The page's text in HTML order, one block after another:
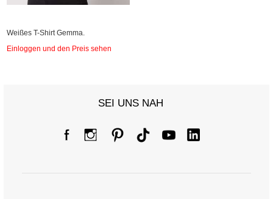
Weißes T-Shirt Gemma.
Einloggen und den Preis sehen
SEI UNS NAH